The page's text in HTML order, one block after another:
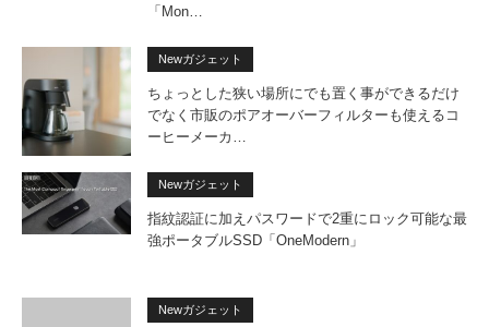
「Mon…
Newガジェット
ちょっとした狭い場所にでも置く事ができるだけ
でなく市販のポアオーバーフィルターも使えるコ
ーヒーメーカ…
Newガジェット
指紋認証に加えパスワードで2重にロック可能な最
強ポータブルSSD「OneModern」
Newガジェット